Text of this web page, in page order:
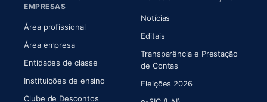
EMPRESAS
Área profissional
Área empresa
Entidades de classe
Instituições de ensino
Clube de Descontos
Notícias
Editais
Transparência e Prestação
de Contas
Eleições 2026